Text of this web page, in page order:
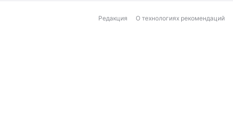
Редакция О технологиях рекомендаций